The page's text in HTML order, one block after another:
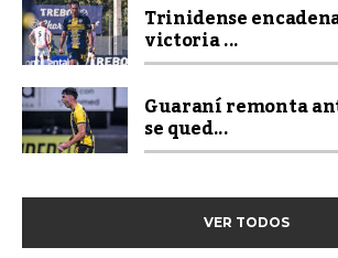
Trinidense
victoria ...
Guaraní remonta
se qued...
VER TODOS